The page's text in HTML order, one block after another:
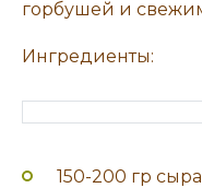
Ингредиенты:
150-200 гр сыра